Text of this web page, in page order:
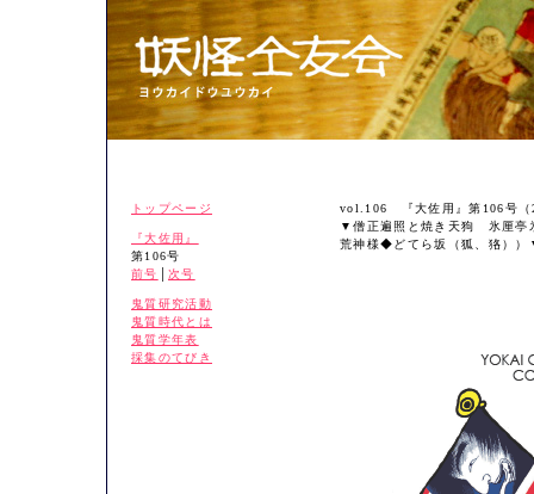
トップページ
『大佐用』
第106号
前号
│次号
鬼質研究活動
鬼質時代とは
鬼質学年表
採集のてびき
vol.106 『大佐用』第106号（
▼僧正遍照と焼き天狗 氷厘
荒神様◆どてら坂（狐、狢）